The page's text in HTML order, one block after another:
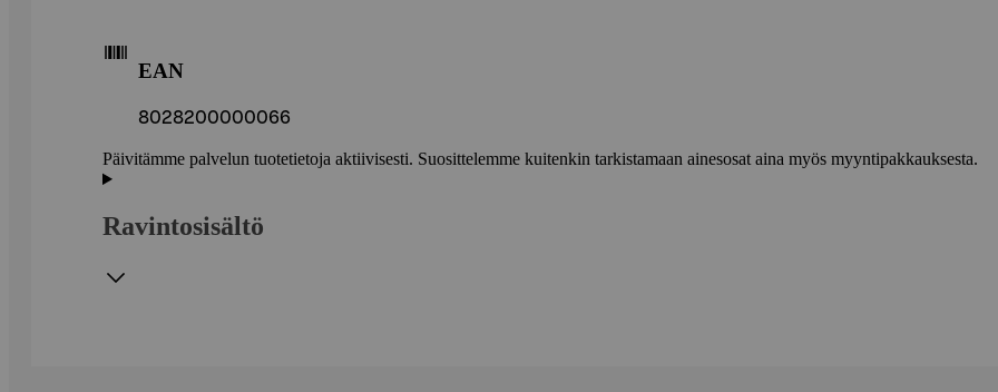
EAN
8028200000066
Päivitämme palvelun tuotetietoja aktiivisesti. Suosittelemme kuitenkin tarkistamaan ainesosat aina myös myyntipakkauksesta.
Ravintosisältö